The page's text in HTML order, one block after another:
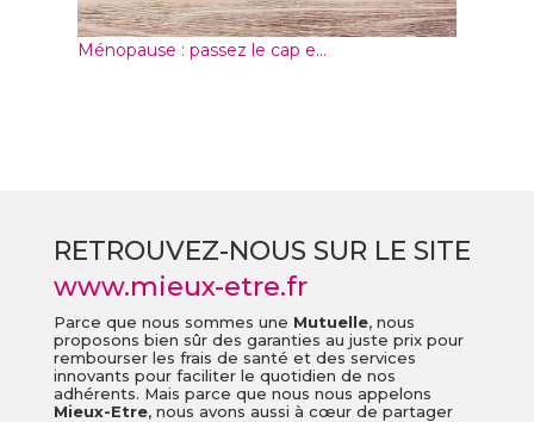
Ménopause : passez le cap e...
RETROUVEZ-NOUS SUR LE SITE
www.mieux-etre.fr
Parce que nous sommes une Mutuelle, nous
proposons bien sûr des garanties au juste prix pour
rembourser les frais de santé et des services
innovants pour faciliter le quotidien de nos
adhérents. Mais parce que nous nous appelons
Mieux-Etre, nous avons aussi à cœur de partager